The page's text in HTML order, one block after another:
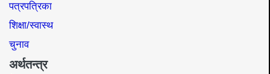
पत्रपत्रिका
शिक्षा/स्वास्थ
चुनाव
अर्थतन्त्र